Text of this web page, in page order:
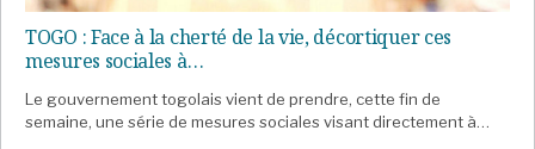
TOGO : Face à la cherté de la vie, décortiquer ces
mesures sociales à…
Le gouvernement togolais vient de prendre, cette fin de
semaine, une série de mesures sociales visant directement à…